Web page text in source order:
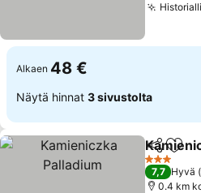
Alkaen 48 €
Näytä hinnat 3 sivustolta
Jaa
3
7,7 Hyvä
0.4 km